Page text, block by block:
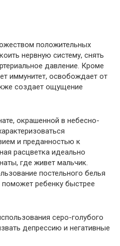
положительных
нервную систему, снять
давление. Кроме
иммунитет, освобождает от
создает ощущение
окрашенной в небесно-
и преданностью к
расцветка идеально
где живет мальчик.
постельного белья
поможет ребенку быстрее
серо-голубого
депрессию и негативные